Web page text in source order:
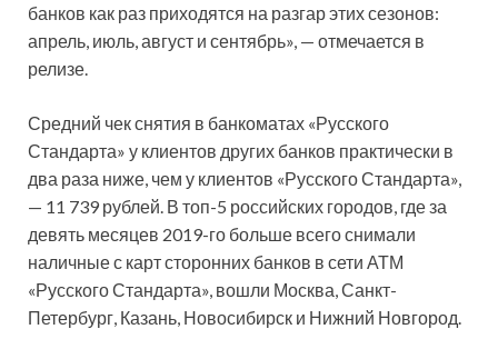
банков как раз приходятся на разгар этих сезонов:
апрель, июль, август и сентябрь», — отмечается в
релизе.
Средний чек снятия в банкоматах «Русского
Стандарта» у клиентов других банков практически в
два раза ниже, чем у клиентов «Русского Стандарта»,
— 11 739 рублей. В топ-5 российских городов, где за
девять месяцев 2019-го больше всего снимали
наличные с карт сторонних банков в сети АТМ
«Русского Стандарта», вошли Москва, Санкт-
Петербург, Казань, Новосибирск и Нижний Новгород.